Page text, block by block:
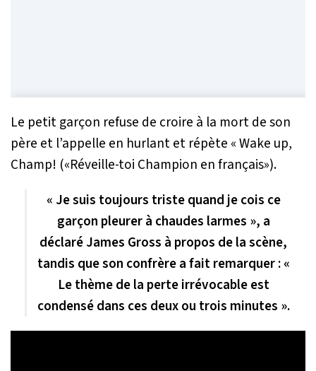
Le petit garçon refuse de croire à la mort de son
père et l’appelle en hurlant et répète « Wake up,
Champ! («Réveille-toi Champion en français»).
« Je suis toujours triste quand je cois ce
garçon pleurer à chaudes larmes », a
déclaré James Gross à propos de la scène,
tandis que son confrère a fait remarquer : «
Le thème de la perte irrévocable est
condensé dans ces deux ou trois minutes ».